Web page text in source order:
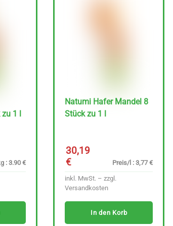
1 l
: 3.90 €
Natumi Hafer Mandel 8
Stück zu 1 l
30,19
€
Preis/l : 3,77 €
inkl. MwSt. – zzgl.
Versandkosten
In den Korb